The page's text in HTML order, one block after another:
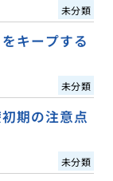
未分類
キープする
未分類
期の注意点
未分類